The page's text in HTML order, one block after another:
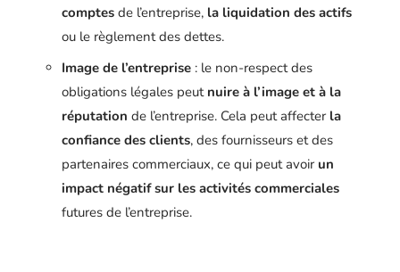
comptes de l’entreprise, la liquidation des actifs
ou le règlement des dettes.
Image de l’entreprise : le non-respect des
obligations légales peut nuire à l’image et à la
réputation de l’entreprise. Cela peut affecter la
confiance des clients, des fournisseurs et des
partenaires commerciaux, ce qui peut avoir un
impact négatif sur les activités commerciales
futures de l’entreprise.